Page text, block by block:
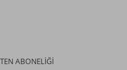
ABONELİĞİ